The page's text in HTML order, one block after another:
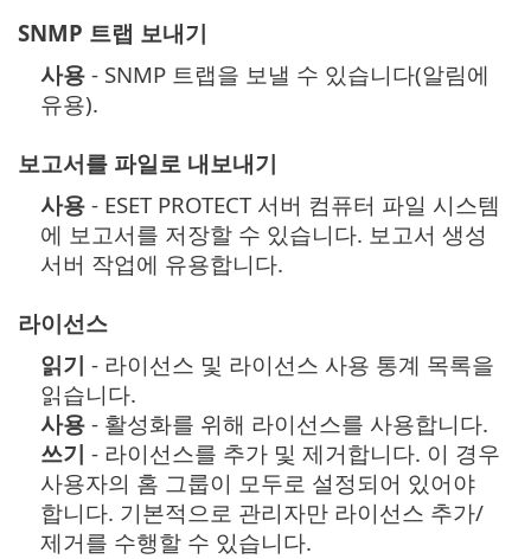
SNMP 트랩 보내기
사용 - SNMP 트랩을 보낼 수 있습니다(알림에
유용).
보고서를 파일로 내보내기
사용 - ESET PROTECT 서버 컴퓨터 파일 시스템
에 보고서를 저장할 수 있습니다. 보고서 생성
서버 작업에 유용합니다.
라이선스
읽기 - 라이선스 및 라이선스 사용 통계 목록을
읽습니다.
사용 - 활성화를 위해 라이선스를 사용합니다.
쓰기 - 라이선스를 추가 및 제거합니다. 이 경우
사용자의 홈 그룹이 모두로 설정되어 있어야
합니다. 기본적으로 관리자만 라이선스 추가/
제거를 수행할 수 있습니다.